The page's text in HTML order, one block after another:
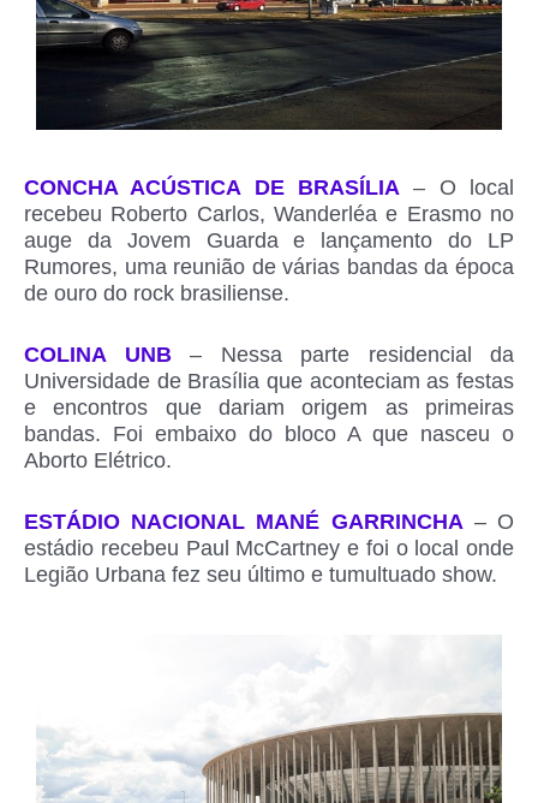
CONCHA ACÚSTICA DE BRASÍLIA – O local
recebeu Roberto Carlos, Wanderléa e Erasmo no
auge da Jovem Guarda e lançamento do LP
Rumores, uma reunião de várias bandas da época
de ouro do rock brasiliense.
COLINA UNB– Nessa parte residencial da
Universidade de Brasília que aconteciam as festas
e encontros que dariam origem as primeiras
bandas. Foi embaixo do bloco A que nasceu o
Aborto Elétrico.
ESTÁDIO NACIONAL MANÉ GARRINCHA – O
estádio recebeu Paul McCartney e foi o local onde
Legião Urbana fez seu último e tumultuado show.